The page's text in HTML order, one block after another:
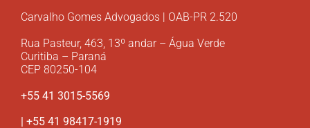
Carvalho Gomes Advogados | OAB-PR 2.520
Rua Pasteur, 463, 13º andar – Água Verde
Curitiba – Paraná
CEP 80250-104
+55 41 3015-5569
| +55 41 98417-1919